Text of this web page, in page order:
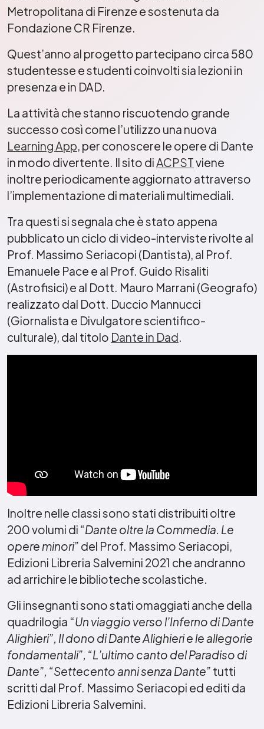
Metropolitana di Firenze e sostenuta da
Fondazione CR Firenze.
Quest’anno al progetto partecipano circa 580
studentesse e studenti coinvolti sia lezioni in
presenza e in DAD.
La attività che stanno riscuotendo grande
successo così come l’utilizzo una nuova
Learning App, per conoscere le opere di Dante
in modo divertente. Il sito di ACPSTviene
inoltre periodicamente aggiornato attraverso
l’implementazione di materiali multimediali.
Tra questi si segnala che è stato appena
pubblicato un ciclo di video-interviste rivolte al
Prof. Massimo Seriacopi (Dantista), al Prof.
Emanuele Pace e al Prof. Guido Risaliti
(Astrofisici) e al Dott. Mauro Marrani (Geografo)
realizzato dal Dott. Duccio Mannucci
(Giornalista e Divulgatore scientifico-
culturale), dal titolo Dante in Dad.
Inoltre nelle classi sono stati distribuiti oltre
200 volumi di “Dante oltre la Commedia. Le
opere minori” del Prof. Massimo Seriacopi,
Edizioni Libreria Salvemini 2021 che andranno
ad arrichire le biblioteche scolastiche.
Gli insegnanti sono stati omaggiati anche della
quadrilogia “Un viaggio verso l’Inferno di Dante
Alighieri”, Il dono di Dante Alighieri e le allegorie
fondamentali”, “L’ultimo canto del Paradiso di
Dante”, “Settecento anni senza Dante” tutti
scritti dal Prof. Massimo Seriacopi ed editi da
Edizioni Libreria Salvemini.